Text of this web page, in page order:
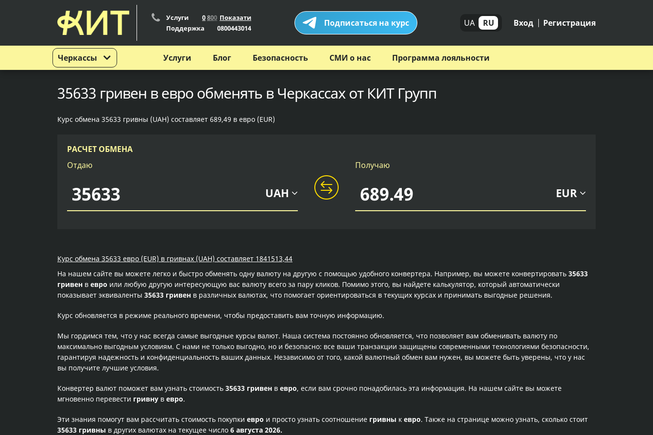
Черкассы
Услуги 0800 Показати
Поддержка
0800443014 Подписаться на курс UA RU Вход Регистрация
Услуги Блог Безопасность СМИ о нас Программа лояльности
35633 гривен в евро обменять в Черкассах от КИТ Групп
Курс обмена 35633 гривны (UAH) составляет 689,49 в евро (EUR)
РАСЧЕТ ОБМЕНА
Отдаю
UAH
Получаю
EUR
Курс обмена 35633 евро (EUR) в гривнах (UAH) составляет 1841513,44
На нашем сайте вы можете легко и быстро обменять одну валюту на другую с помощью удобного конвертера. Например, вы можете конвертировать 35633
гривен в евро или любую другую интересующую вас валюту всего за пару кликов. Помимо этого, вы найдете калькулятор, который автоматически
показывает эквиваленты 35633 гривен в различных валютах, что помогает ориентироваться в текущих курсах и принимать выгодные решения.
Курс обновляется в режиме реального времени, чтобы предоставить вам точную информацию.
Мы гордимся тем, что у нас всегда самые выгодные курсы валют. Наша система постоянно обновляется, что позволяет вам обменивать валюту по
максимально выгодным условиям. С нами не только выгодно, но и безопасно: все ваши транзакции защищены современными технологиями безопасности,
гарантируя надежность и конфиденциальность ваших данных. Независимо от того, какой валютный обмен вам нужен, вы можете быть уверены, что у нас
вы получите лучшие условия.
Конвертер валют поможет вам узнать стоимость 35633 гривен в евро, если вам срочно понадобилась эта информация. На нашем сайте вы можете
мгновенно перевести гривну в евро.
Эти знания помогут вам рассчитать стоимость покупки евро и просто узнать соотношение гривны к евро. Также на странице можно узнать, сколько стоит
35633 гривны в других валютах на текущее число 6 августа 2026.